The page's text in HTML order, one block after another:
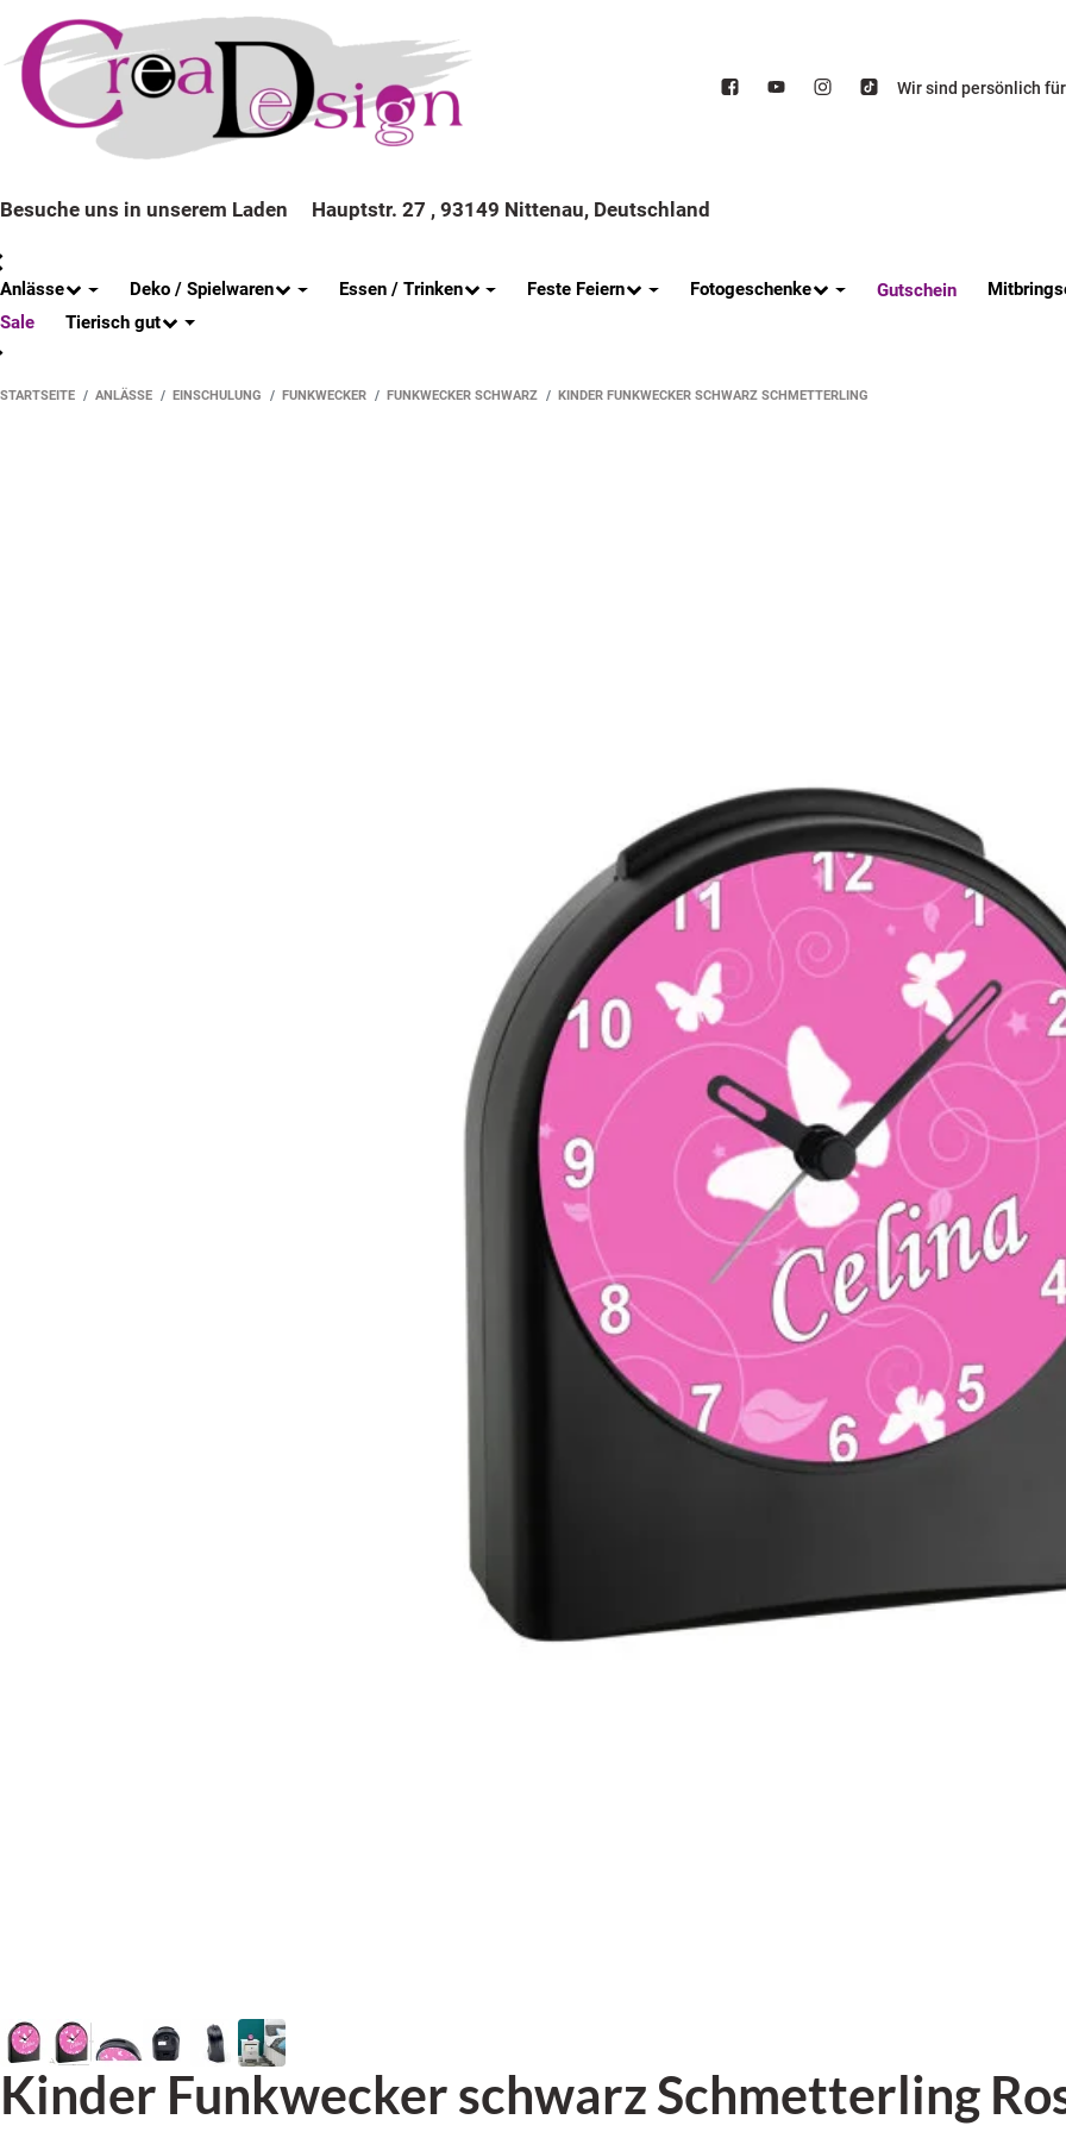
Wir sind persönlich
Besuche uns in unserem Laden Hauptstr. 27 , 93149 Nittenau, Deutschland
Anlässe Deko / Spielwaren Essen / Trinken Feste Feiern Fotogeschenke Gutschein
Sale
Tierisch gut
STARTSEITE ANLÄSSE EINSCHULUNG FUNKWECKER FUNKWECKER SCHWARZ KINDER FUNKWECKER SCHWARZ SCHMETTERLING
Kinder Funkwecker schwarz Schmetterling